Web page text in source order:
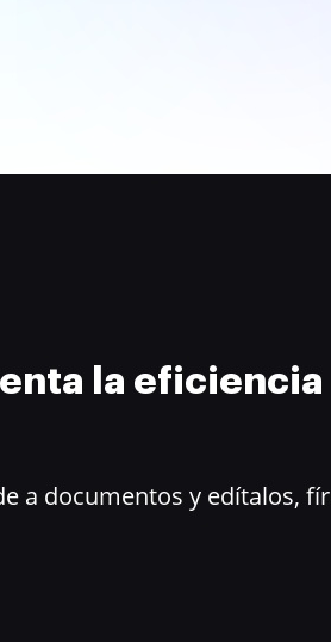
la eficiencia
a documentos y edítalos,